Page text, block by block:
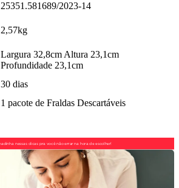
25351.581689/2023-14
2,57kg
Largura 32,8cm Altura 23,1cm
Profundidade 23,1cm
30 dias
1 pacote de Fraldas Descartáveis